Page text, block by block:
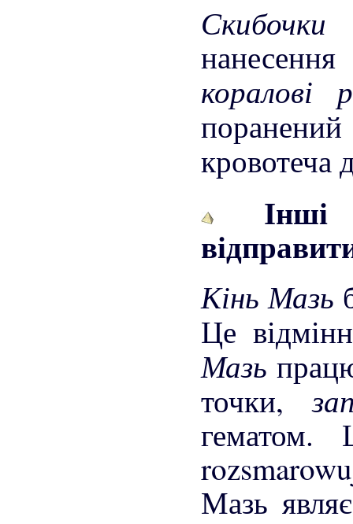
кровотеча
Інші
Кінь Мазь
Це
Мазь
точки,
гематом.
Мазь